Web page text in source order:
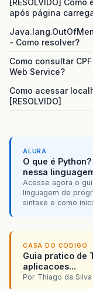
após página
- Como resolver?
Como consultar
Web Service?
Como acessar
[RESOLVIDO]
ALURA
O que é
nessa
Acesse agora o
linguagem de
sintaxe e como
CASA DO CODIGO
Guia pratico de
aplicacoes...
Por Thiago da